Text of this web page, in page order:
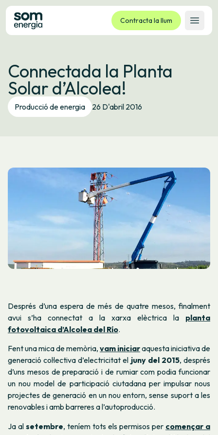
Contracta la llum
Obrir
Tarifes
Serveis
Empreses
La cooperativa
Idioma: EU
Connectada la Planta
Solar d’Alcolea!
Producció de energia 26 D'abril 2016
Després d’una espera de més de quatre mesos, finalment
avui s’ha connectat a la xarxa elèctrica la planta
fotovoltaica d’Alcolea del Río.
Fent una mica de memòria, vam iniciaraquesta iniciativa de
generació col·lectiva d’electricitat el juny del 2015, després
d’uns mesos de preparació i de rumiar com podia funcionar
un nou model de participació ciutadana per impulsar nous
projectes de generació en un nou entorn, sense suport a les
renovables i amb barreres a l’autoproducció.
Ja al setembre, teníem tots els permisos per començar a